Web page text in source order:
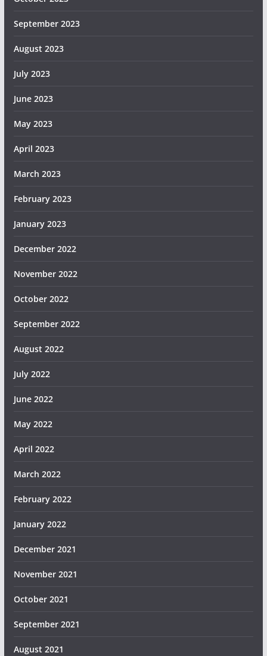
September 2023
August 2023
July 2023
June 2023
May 2023
April 2023
March 2023
February 2023
January 2023
December 2022
November 2022
October 2022
September 2022
August 2022
July 2022
June 2022
May 2022
April 2022
March 2022
February 2022
January 2022
December 2021
November 2021
October 2021
September 2021
August 2021